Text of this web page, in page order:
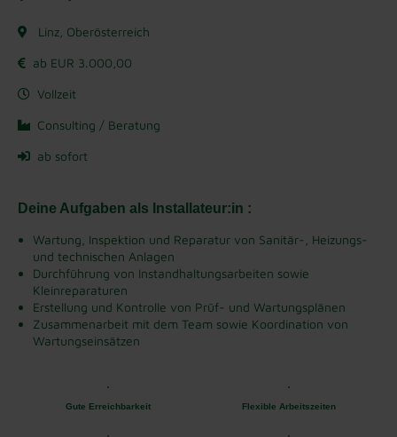
Linz, Oberösterreich
ab EUR 3.000,00
Vollzeit
Consulting / Beratung
ab sofort
Deine Aufgaben als Installateur:in :
Wartung, Inspektion und Reparatur von Sanitär-, Heizungs-
und technischen Anlagen
Durchführung von Instandhaltungsarbeiten sowie
Kleinreparaturen
Erstellung und Kontrolle von Prüf- und Wartungsplänen
Zusammenarbeit mit dem Team sowie Koordination von
Wartungseinsätzen
Gute Erreichbarkeit Flexible Arbeitszeiten